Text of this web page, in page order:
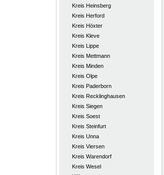
Kreis Heinsberg
Kreis Herford
Kreis Höxter
Kreis Kleve
Kreis Lippe
Kreis Mettmann
Kreis Minden
Kreis Olpe
Kreis Paderborn
Kreis Recklinghausen
Kreis Siegen
Kreis Soest
Kreis Steinfurt
Kreis Unna
Kreis Viersen
Kreis Warendorf
Kreis Wesel